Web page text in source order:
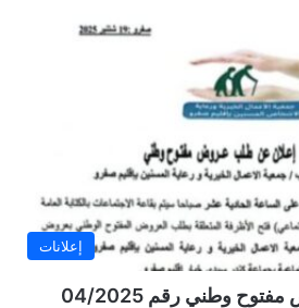
إعلانات
إعلان عن طلب عروض مفتوح وطني رقم 04/2025